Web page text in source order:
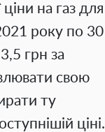
на газ для
року по 30
грн за
свою
ту
ціні.